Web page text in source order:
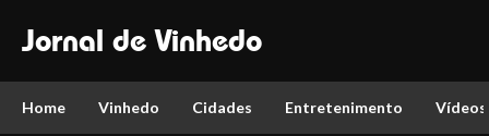
Jornal de Vinhedo
Home Vinhedo Cidades Entretenimento Vídeos